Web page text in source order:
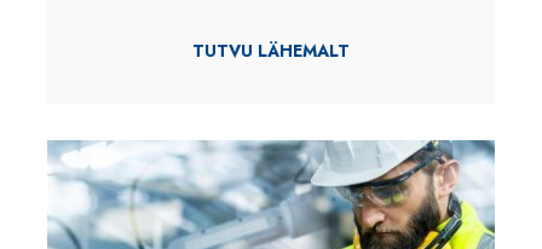
TUTVU LÄHEMALT